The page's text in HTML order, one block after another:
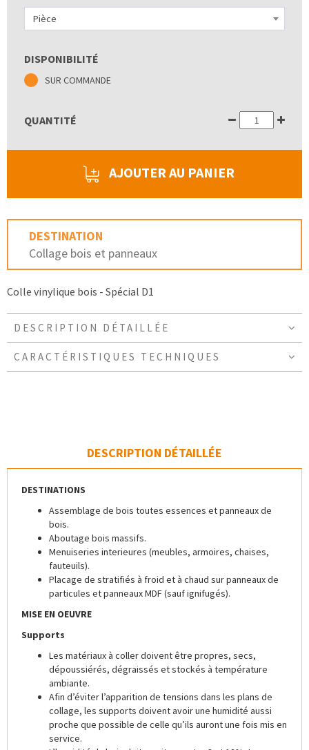
Pièce
DISPONIBILITÉ
SUR COMMANDE
QUANTITÉ
AJOUTER AU PANIER
DESTINATION
Collage bois et panneaux
Colle vinylique bois - Spécial D1
DESCRIPTION DÉTAILLÉE
CARACTÉRISTIQUES TECHNIQUES
DESCRIPTION DÉTAILLÉE
DESTINATIONS
Assemblage de bois toutes essences et panneaux de
bois.
Aboutage bois massifs.
Menuiseries interieures (meubles, armoires, chaises,
fauteuils).
Placage de stratifiés à froid et à chaud sur panneaux de
particules et panneaux MDF (sauf ignifugés).
MISE EN OEUVRE
Supports
Les matériaux à coller doivent être propres, secs,
dépoussiérés, dégraissés et stockés à température
ambiante.
Afin d’éviter l’apparition de tensions dans les plans de
collage, les supports doivent avoir une humidité aussi
proche que possible de celle qu’ils auront une fois mis en
service.